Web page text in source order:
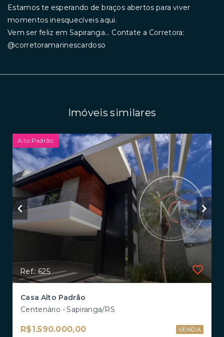
Estamos te esperando de braços abertos para viver
momentos inesquecíveis aqui.
Vem ser feliz em Sapiranga... Contate a Corretora:
@corretoramarinescardoso
Imóveis similares
Alto Padrão
Ref.: 625
Casa Alto Padrão
Centenário - Sapiranga/RS
R$1.590.000,00 VENDA